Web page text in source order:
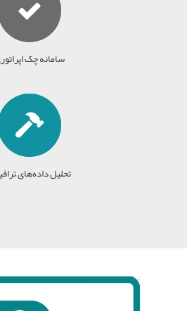
سامانه چک
تحلیل داده‌های